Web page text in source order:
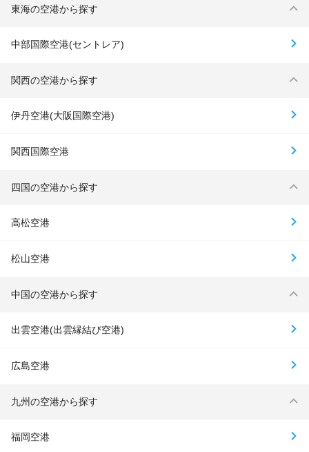
東海の空港から探す
中部国際空港(セントレア)
関西の空港から探す
伊丹空港(大阪国際空港)
関西国際空港
四国の空港から探す
高松空港
松山空港
中国の空港から探す
出雲空港(出雲縁結び空港)
広島空港
九州の空港から探す
福岡空港